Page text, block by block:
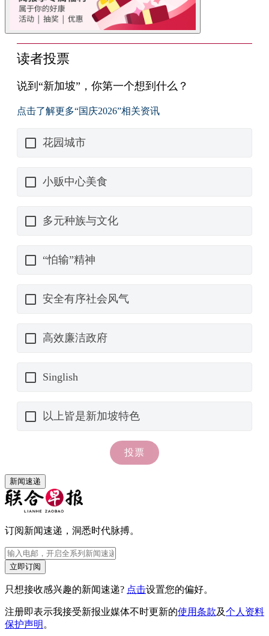
新闻速递
订阅新闻速递，洞悉时代脉搏。
立即订阅
只想接收感兴趣的新闻速递? 点击设置您的偏好。
注册即表示我接受新报业媒体不时更新的使用条款及个人资料
保护声明 。